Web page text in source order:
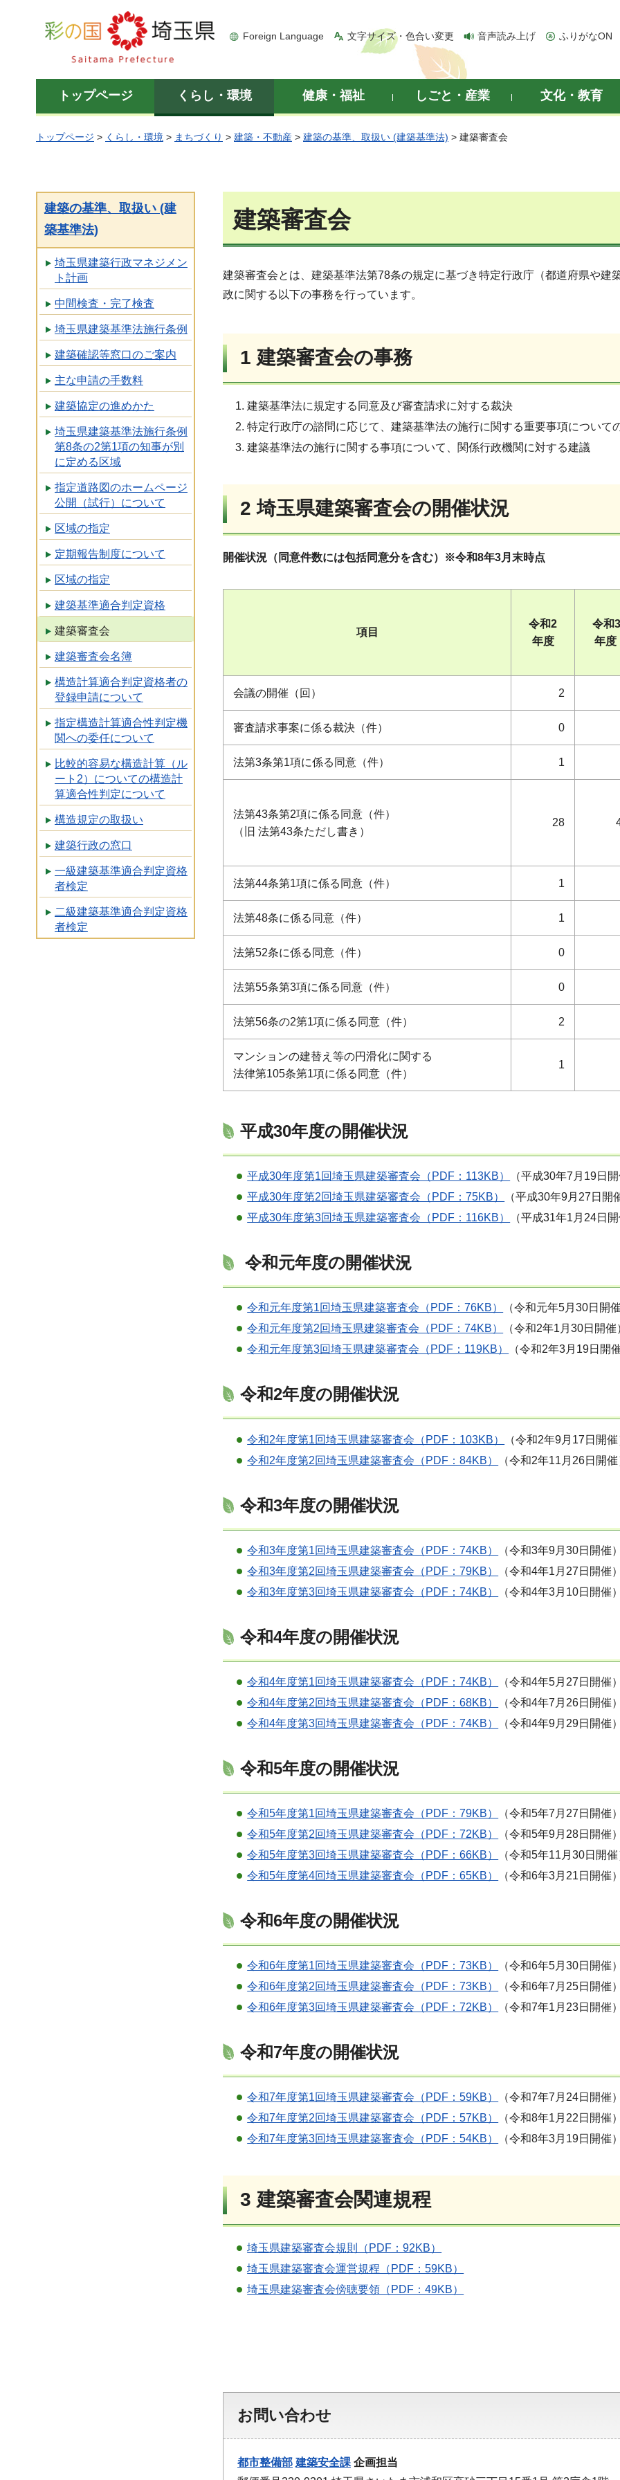
彩の国 埼玉県
Foreign Language 文字サイズ・色合い変更 音声読み上げ ふりがなON
トップページ くらし・環境 健康・福祉 しごと・産業 文化・教育
トップページ > くらし・環境 > まちづくり > 建築・不動産 > 建築の基準、取扱い (建築基準法) > 建築審査会
建築の基準、取扱い (建
築基準法)
埼玉県建築行政マネジメン
ト計画
中間検査・完了検査
埼玉県建築基準法施行条例
建築確認等窓口のご案内
主な申請の手数料
建築協定の進めかた
埼玉県建築基準法施行条例
第8条の2第1項の知事が別
に定める区域
指定道路図のホームページ
公開（試行）について
区域の指定
定期報告制度について
区域の指定
建築基準適合判定資格
建築審査会
建築審査会名簿
構造計算適合判定資格者の
登録申請について
指定構造計算適合性判定機
関への委任について
比較的容易な構造計算（ル
ート2）についての構造計
算適合性判定について
構造規定の取扱い
建築行政の窓口
一級建築基準適合判定資格
者検定
二級建築基準適合判定資格
者検定
建築審査会
建築審査会とは、建築基準法第78条の規定に基づき特定行政庁（都道府県や
政に関する以下の事務を行っています。
1 建築審査会の事務
建築基準法に規定する同意及び審査請求に対する裁決
特定行政庁の諮問に応じて、建築基準法の施行に関する重要事項について
建築基準法の施行に関する事項について、関係行政機関に対する建議
2 埼玉県建築審査会の開催状況
開催状況（同意件数には包括同意分を含む）※令和8年3月末時点
項目
令和2
年度
令和3
年度
会議の開催（回） 2
審査請求事案に係る裁決（件） 0
法第3条第1項に係る同意（件） 1
法第43条第2項に係る同意（件）
（旧 法第43条ただし書き）
28
法第44条第1項に係る同意（件） 1
法第48条に係る同意（件） 1
法第52条に係る同意（件） 0
法第55条第3項に係る同意（件） 0
法第56条の2第1項に係る同意（件） 2
マンションの建替え等の円滑化に関する
法律第105条第1項に係る同意（件）
1
平成30年度の開催状況
平成30年度第1回埼玉県建築審査会（PDF：113KB）
（平成30年7月19日開
平成30年度第2回埼玉県建築審査会（PDF：75KB）
（平成30年9月27日開
平成30年度第3回埼玉県建築審査会（PDF：116KB）
（平成31年1月24日
令和元年度の開催状況
令和元年度第1回埼玉県建築審査会（PDF：76KB）
（令和元年5月30日開催
令和元年度第2回埼玉県建築審査会（PDF：74KB）
（令和2年1月30日開催
令和元年度第3回埼玉県建築審査会（PDF：119KB）
（令和2年3月19日開
令和2年度の開催状況
令和2年度第1回埼玉県建築審査会（PDF：103KB）
（令和2年9月17日開催
令和2年度第2回埼玉県建築審査会（PDF：84KB）
（令和2年11月26日開催
令和3年度の開催状況
令和3年度第1回埼玉県建築審査会（PDF：74KB）
（令和3年9月30日開催）
令和3年度第2回埼玉県建築審査会（PDF：79KB）
（令和4年1月27日開催）
令和3年度第3回埼玉県建築審査会（PDF：74KB）
（令和4年3月10日開催）
令和4年度の開催状況
令和4年度第1回埼玉県建築審査会（PDF：74KB）
（令和4年5月27日開催）
令和4年度第2回埼玉県建築審査会（PDF：68KB）
（令和4年7月26日開催）
令和4年度第3回埼玉県建築審査会（PDF：74KB）
（令和4年9月29日開催）
令和5年度の開催状況
令和5年度第1回埼玉県建築審査会（PDF：79KB）
（令和5年7月27日開催）
令和5年度第2回埼玉県建築審査会（PDF：72KB）
（令和5年9月28日開催）
令和5年度第3回埼玉県建築審査会（PDF：66KB）
（令和5年11月30日開催
令和5年度第4回埼玉県建築審査会（PDF：65KB）
（令和6年3月21日開催）
令和6年度の開催状況
令和6年度第1回埼玉県建築審査会（PDF：73KB）
（令和6年5月30日開催）
令和6年度第2回埼玉県建築審査会（PDF：73KB）
（令和6年7月25日開催）
令和6年度第3回埼玉県建築審査会（PDF：72KB）
（令和7年1月23日開催）
令和7年度の開催状況
令和7年度第1回埼玉県建築審査会（PDF：59KB）
（令和7年7月24日開催）
令和7年度第2回埼玉県建築審査会（PDF：57KB）
（令和8年1月22日開催）
令和7年度第3回埼玉県建築審査会（PDF：54KB）
（令和8年3月19日開催）
3 建築審査会関連規程
埼玉県建築審査会規則（PDF：92KB）
埼玉県建築審査会運営規程（PDF：59KB）
埼玉県建築審査会傍聴要領（PDF：49KB）
お問い合わせ
都市整備部 建築安全課企画担当